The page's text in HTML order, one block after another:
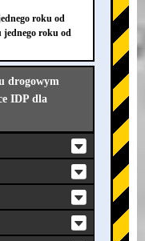
roku od
jednego roku od
drogowym
IDP dla